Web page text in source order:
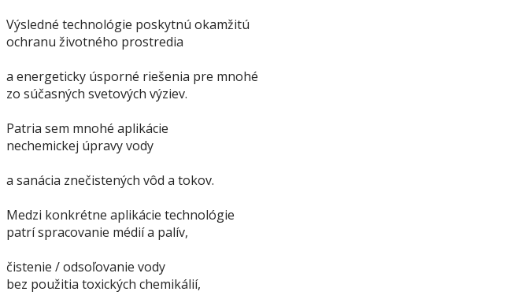
Výsledné technológie poskytnú okamžitú
ochranu životného prostredia
a energeticky úsporné riešenia pre mnohé
zo súčasných svetových výziev.
Patria sem mnohé aplikácie
nechemickej úpravy vody
a sanácia znečistených vôd a tokov.
Medzi konkrétne aplikácie technológie
patrí spracovanie médií a palív,
čistenie / odsoľovanie vody
bez použitia toxických chemikálií,